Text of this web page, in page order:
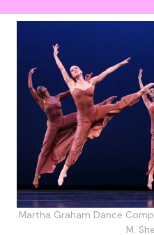
Martha Graham Dance
M.